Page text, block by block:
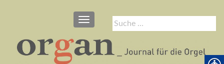
Suche
nach:
SCHALTE NAVIGATION